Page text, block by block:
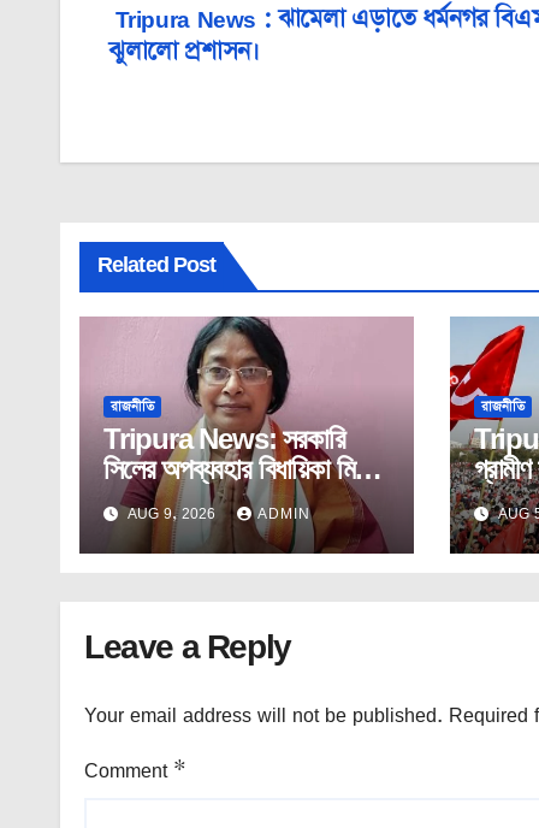
Post
navigation
Tripura News : ঝামেলা এড়াতে ধর্মনগর
ঝুলালো প্রশাসন।
Related Post
রাজনীতি
Tripura News: সরকারি
সিলের অপব্যবহার বিধায়িকা মিনা
সরকারের। ছিঃ ছিঃ,লজ্জা।
AUG 9, 2026 ADMIN
রাজনীতি
ভাবে
AUG
Leave a Reply
Your email address will not be published. Required
Comment *